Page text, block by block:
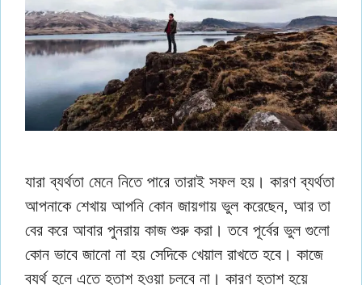
যারা ব্যর্থতা মেনে নিতে পারে তারাই সফল হয়। কারণ ব্যর্থতা
আপনাকে শেখায় আপনি কোন জায়গায় ভুল করেছেন, আর তা
বের করে আবার পুনরায় কাজ শুরু করা। তবে পূর্বের ভুল গুলো
কোন ভাবে জানো না হয় সেদিকে খেয়াল রাখতে হবে। কাজে
ব্যর্থ হলে এতে হতাশ হওয়া চলবে না। কারণ হতাশ হয়ে